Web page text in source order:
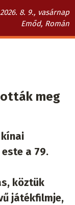
2026. 8. 9., vasárnap
Emőd, Román
meg
kínai
a 79.
köztük
játékfilmje,